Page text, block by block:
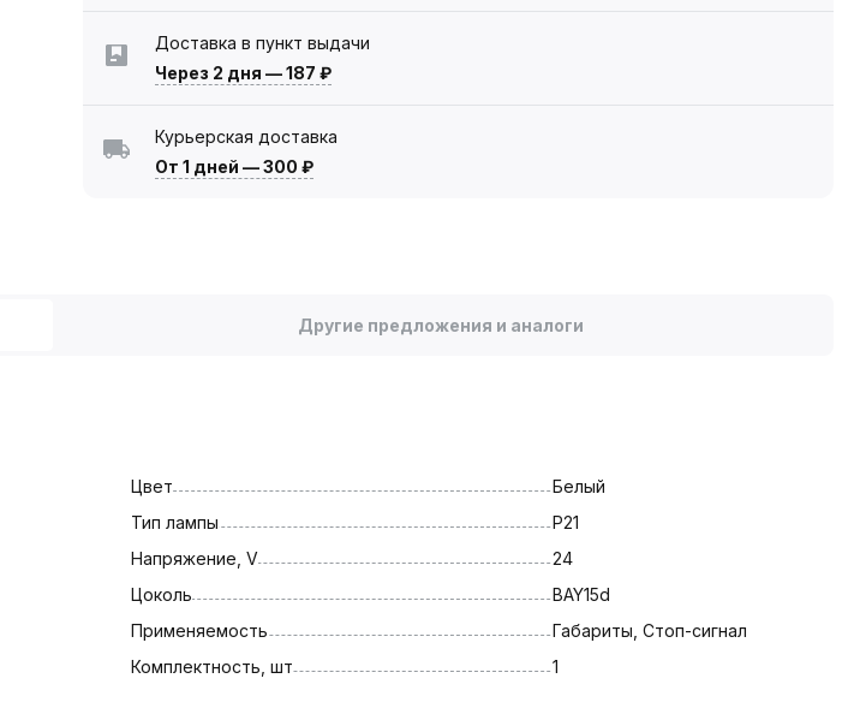
Доставка в пункт выдачи
Через 2 дня —187 ₽
Курьерская доставка
От 1 дней —300 ₽
Другие предложения и аналоги
Цвет
Белый
Тип лампы
P21
Напряжение, V
24
Цоколь
BAY15d
Применяемость
Габариты, Стоп-сигнал
Комплектность, шт
1